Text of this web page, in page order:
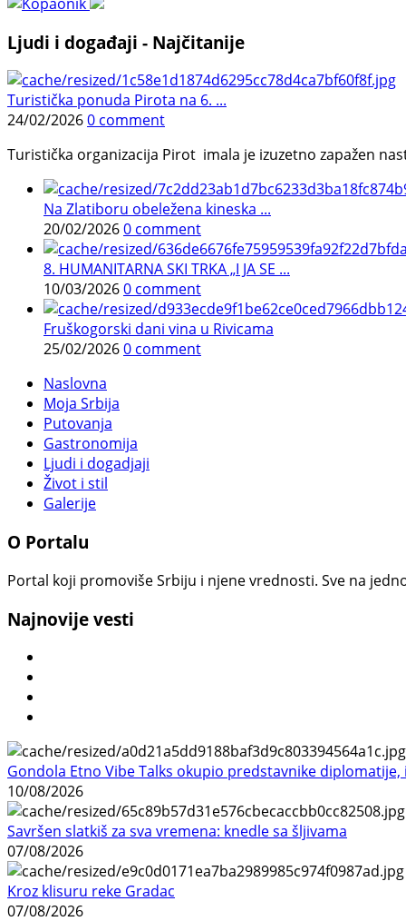
Ljudi i događaji - Najčitanije
Turistička ponuda Pirota na 6. ...
24/02/20260 comment
Turistička organizacija Pirot imala je izuzetno zapažen
Na Zlatiboru obeležena kineska ...
20/02/20260 comment
8. HUMANITARNA SKI TRKA „I JA SE ...
10/03/20260 comment
Fruškogorski dani vina u Rivicama
25/02/20260 comment
Naslovna
Moja Srbija
Putovanja
Gastronomija
Ljudi i dogadjaji
Život i stil
Galerije
O Portalu
Portal koji promoviše Srbiju i njene vrednosti. Sve na
Najnovije vesti
Gondola Etno Vibe Talks okupio predstavnike
10/08/2026
Savršen slatkiš za sva vremena: knedle sa šljivama
07/08/2026
Kroz klisuru reke Gradac
07/08/2026